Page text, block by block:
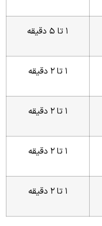
1 تا 5 دقیقه
1 تا 2 دقیقه
1 تا 2 دقیقه
1 تا 2 دقیقه
1 تا 2 دقیقه